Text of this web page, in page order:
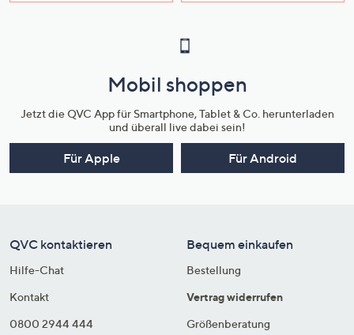
Mobil shoppen
Jetzt die QVC App für Smartphone, Tablet & Co. herunterladen
und überall live dabei sein!
Für Apple Für Android
QVC kontaktieren
Hilfe-Chat
Kontakt
0800 2944 444
Bequem einkaufen
Bestellung
Vertrag widerrufen
Größenberatung